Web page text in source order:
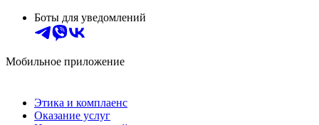
Боты для уведомлений
Мобильное приложение
Этика и комплаенс
Оказание услуг